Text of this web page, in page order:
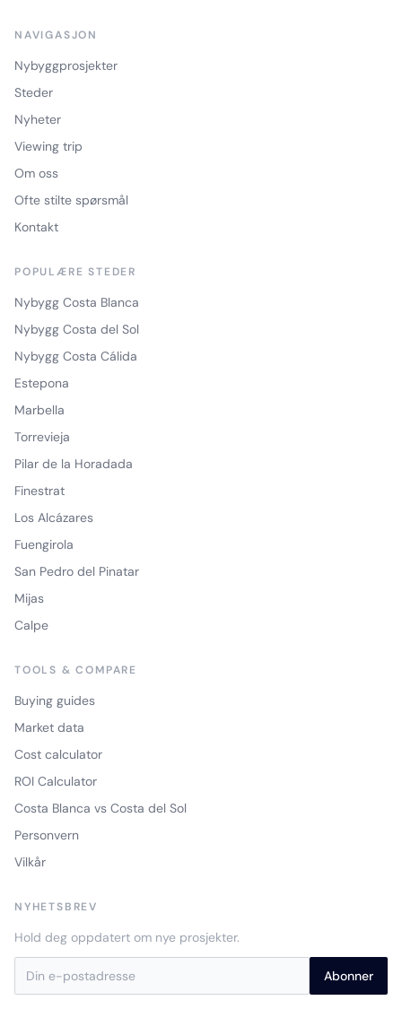
NAVIGASJON
Nybyggprosjekter
Steder
Nyheter
Viewing trip
Om oss
Ofte stilte spørsmål
Kontakt
POPULÆRE STEDER
Nybygg Costa Blanca
Nybygg Costa del Sol
Nybygg Costa Cálida
Estepona
Marbella
Torrevieja
Pilar de la Horadada
Finestrat
Los Alcázares
Fuengirola
San Pedro del Pinatar
Mijas
Calpe
TOOLS & COMPARE
Buying guides
Market data
Cost calculator
ROI Calculator
Costa Blanca vs Costa del Sol
Personvern
Vilkår
NYHETSBREV
Hold deg oppdatert om nye prosjekter.
Abonner